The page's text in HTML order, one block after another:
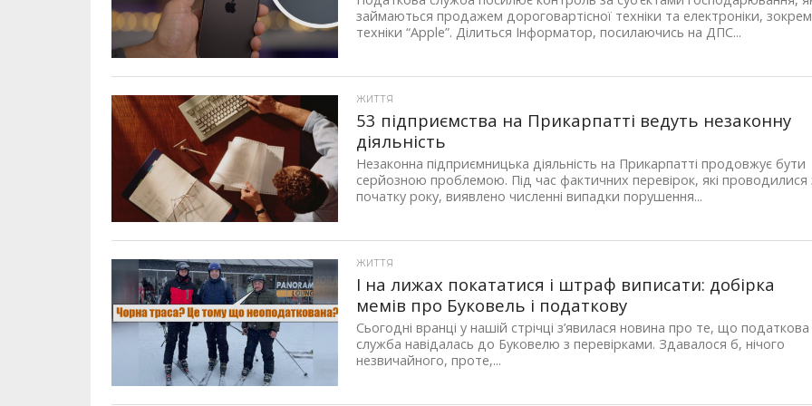
займаються продажем дороговартісної техніки та електроніки,
техніки “Apple”. Ділиться Інформатор, посилаючись на ДПС...
ЖИТТЯ
53 підприємства на Прикарпатті ведуть незаконну
діяльність
Незаконна підприємницька діяльність на Прикарпатті продовжує бути
серйозною проблемою. Під час фактичних перевірок, які проводилися
початку року, виявлено численні випадки порушення...
ЖИТТЯ
І на лижах покататися і штраф виписати: добірка
мемів про Буковель і податкову
Сьогодні вранці у нашій стрічці з’явилася новина про те, що податкова
служба навідалась до Буковелю з перевірками. Здавалося б, нічого
незвичайного, проте,...